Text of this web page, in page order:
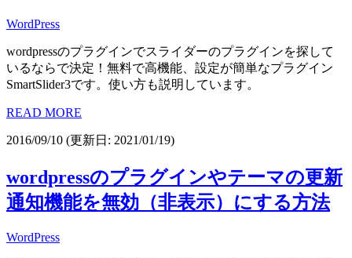
WordPress
wordpressのプラグインでスライダーのプラグインを探して
いるならで決定！無料で高機能、設定が簡単なプラグイン
SmartSlider3です。使い方も説明しています。
READ MORE
2016/09/10 (更新日: 2021/01/19)
wordpressのプラグインやテーマの更新
通知機能を無効（非表示）にする方法
WordPress